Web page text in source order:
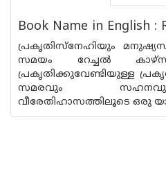
Book Name in English :
പ്രകൃതിസ്നേഹിയും
സമയം റേച്ചല്‍
പ്രകൃതിക്കുവേണ്ടിയുള്ള
സമരവും
വീരേതിഹാസത്തിലൂടെ ഒരു